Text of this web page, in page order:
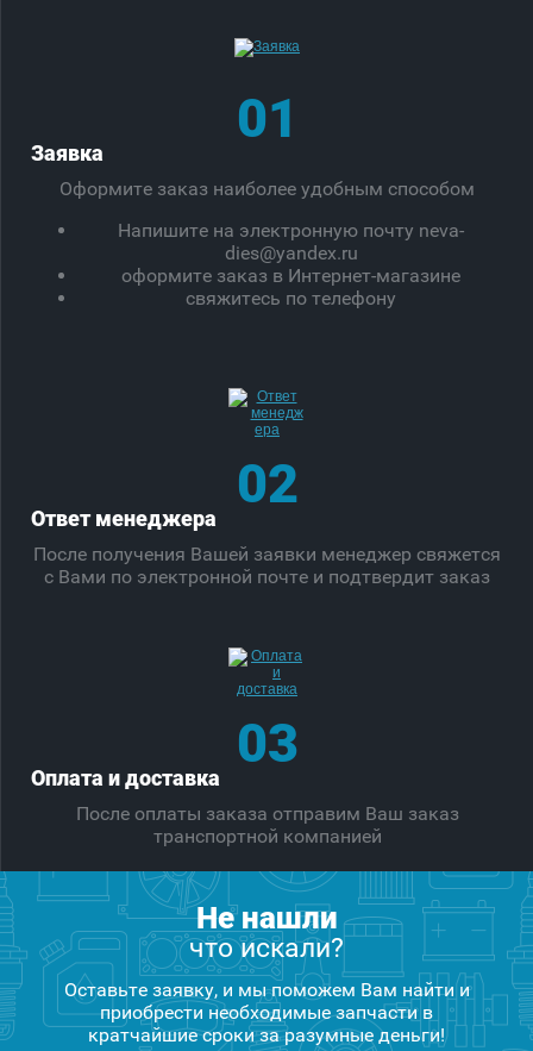
01
Заявка
Оформите заказ наиболее удобным способом
Напишите на электронную почту neva-
dies@yandex.ru
оформите заказ в Интернет-магазине
свяжитесь по телефону
02
Ответ менеджера
После получения Вашей заявки менеджер свяжется
с Вами по электронной почте и подтвердит заказ
03
Оплата и доставка
После оплаты заказа отправим Ваш заказ
транспортной компанией
Не нашли
что искали?
Оставьте заявку, и мы поможем Вам найти и
приобрести необходимые запчасти в
кратчайшие сроки за разумные деньги!